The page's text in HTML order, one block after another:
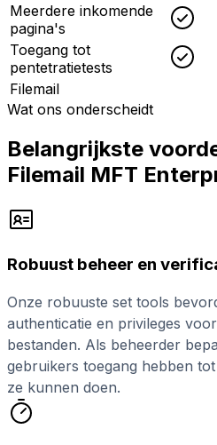
Meerdere inkomende
pagina's
Toegang tot
pentetratietests
Filemail
Wat ons onderscheidt
Belangrijkste
Filemail MFT
Robuust beheer en
Onze robuuste set tools
authenticatie en privileges
bestanden. Als beheerder
gebruikers toegang hebben
ze kunnen doen.